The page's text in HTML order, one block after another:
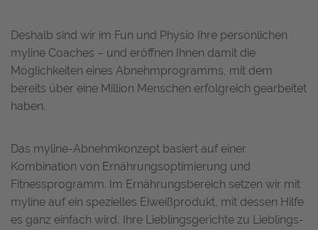
Deshalb sind wir im Fun und Physio Ihre persönlichen
myline Coaches – und eröffnen Ihnen damit die
Möglichkeiten eines Abnehmprogramms, mit dem
bereits über eine Million Menschen erfolgreich gearbeitet
haben.
Das myline-Abnehmkonzept basiert auf einer
Kombination von Ernährungsoptimierung und
Fitnessprogramm. Im Ernährungsbereich setzen wir mit
myline auf ein spezielles Eiweißprodukt, mit dessen Hilfe
es ganz einfach wird, Ihre Lieblingsgerichte zu Lieblings-